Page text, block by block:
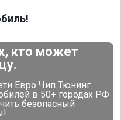
кто может
Евро Чип Тюнинг
в 50+ городах РФ
безопасный